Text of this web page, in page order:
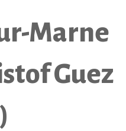
Marne
Guez